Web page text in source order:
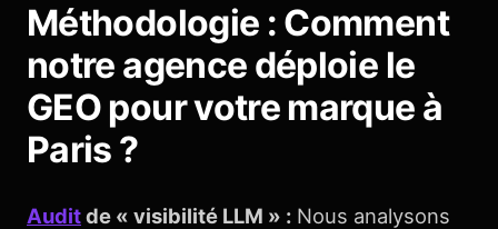
Méthodologie : Comment
notre agence déploie le
GEO pour votre marque à
Paris ?
Auditde « visibilité LLM » : Nous analysons